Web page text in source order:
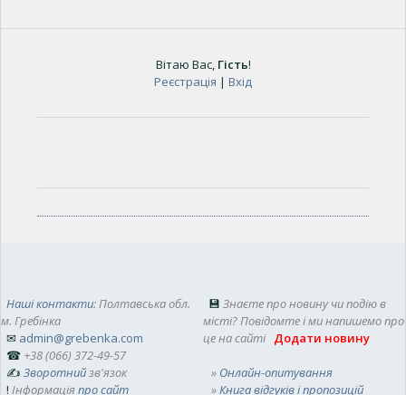
Вітаю Вас, Гість!
Реєстрація | Вхід
Наші контакти: Полтавська обл.
м. Гребінка
✉ admin@grebenka.com
☎ +38 (066) 372-49-57
✍ Зворотний зв'язок
! Інформаціяпро сайт
💾 Знаєте про новину чи подію в
місті? Повідомте і ми напишемо про
це на сайті Додати новину
» Онлайн-опитування
» Книга відгуків і пропозицій